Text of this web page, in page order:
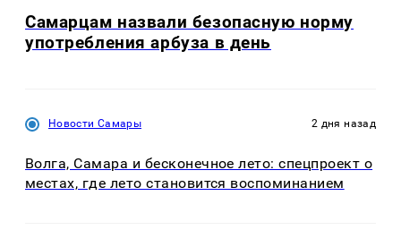
Самарцам назвали безопасную норму
употребления арбуза в день
Новости Самары 2 дня назад
Волга, Самара и бесконечное лето: спецпроект о
местах, где лето становится воспоминанием